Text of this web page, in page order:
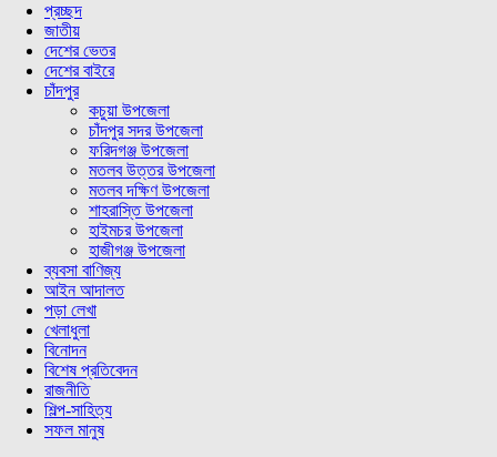
প্রচ্ছদ
জাতীয়
দেশের ভেতর
দেশের বাইরে
চাঁদপুর
কচুয়া উপজেলা
চাঁদপুর সদর উপজেলা
ফরিদগঞ্জ উপজেলা
মতলব উত্তর উপজেলা
মতলব দক্ষিণ উপজেলা
শাহরাস্তি উপজেলা
হাইমচর উপজেলা
হাজীগঞ্জ উপজেলা
ব্যবসা বাণিজ্য
আইন আদালত
পড়া লেখা
খেলাধুলা
বিনোদন
বিশেষ প্রতিবেদন
রাজনীতি
শিল্প-সাহিত্য
সফল মানুষ